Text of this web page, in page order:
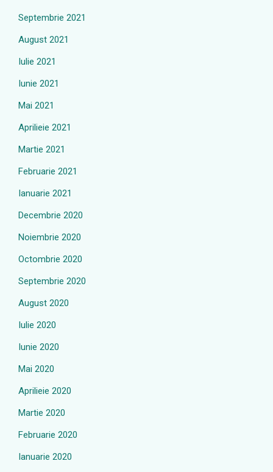
Septembrie 2021
August 2021
Iulie 2021
Iunie 2021
Mai 2021
Aprilieie 2021
Martie 2021
Februarie 2021
Ianuarie 2021
Decembrie 2020
Noiembrie 2020
Octombrie 2020
Septembrie 2020
August 2020
Iulie 2020
Iunie 2020
Mai 2020
Aprilieie 2020
Martie 2020
Februarie 2020
Ianuarie 2020